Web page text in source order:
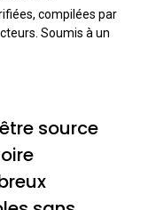
compilées par
Soumis à un
source